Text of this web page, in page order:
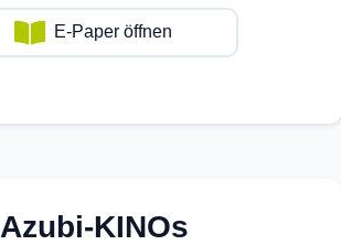
E-Paper öffnen
Azubi-KINOs